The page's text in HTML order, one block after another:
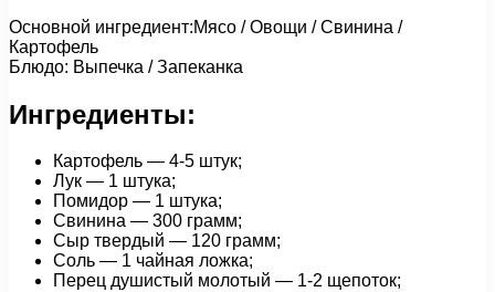
Основной ингредиент:Мясо / Овощи / Свинина /
Картофель
Блюдо: Выпечка / Запеканка
Ингредиенты:
Картофель — 4-5 штук;
Лук — 1 штука;
Помидор — 1 штука;
Свинина — 300 грамм;
Сыр твердый — 120 грамм;
Соль — 1 чайная ложка;
Перец душистый молотый — 1-2 щепоток;